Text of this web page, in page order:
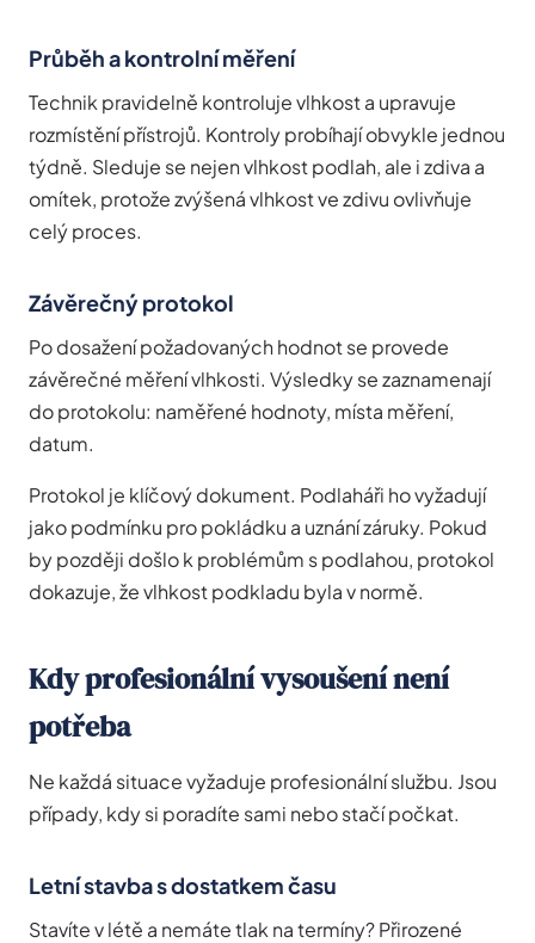
Průběh a kontrolní měření
Technik pravidelně kontroluje vlhkost a upravuje
rozmístění přístrojů. Kontroly probíhají obvykle jednou
týdně. Sleduje se nejen vlhkost podlah, ale i zdiva a
omítek, protože zvýšená vlhkost ve zdivu ovlivňuje
celý proces.
Závěrečný protokol
Po dosažení požadovaných hodnot se provede
závěrečné měření vlhkosti. Výsledky se zaznamenají
do protokolu: naměřené hodnoty, místa měření,
datum.
Protokol je klíčový dokument. Podlaháři ho vyžadují
jako podmínku pro pokládku a uznání záruky. Pokud
by později došlo k problémům s podlahou, protokol
dokazuje, že vlhkost podkladu byla v normě.
Kdy profesionální vysoušení není
potřeba
Ne každá situace vyžaduje profesionální službu. Jsou
případy, kdy si poradíte sami nebo stačí počkat.
Letní stavba s dostatkem času
Stavíte v létě a nemáte tlak na termíny? Přirozené